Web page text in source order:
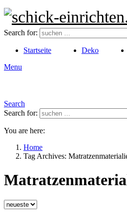
Search for:
Startseite Deko
Menu
Search
Search for:
You are here:
Home
Tag Archives: